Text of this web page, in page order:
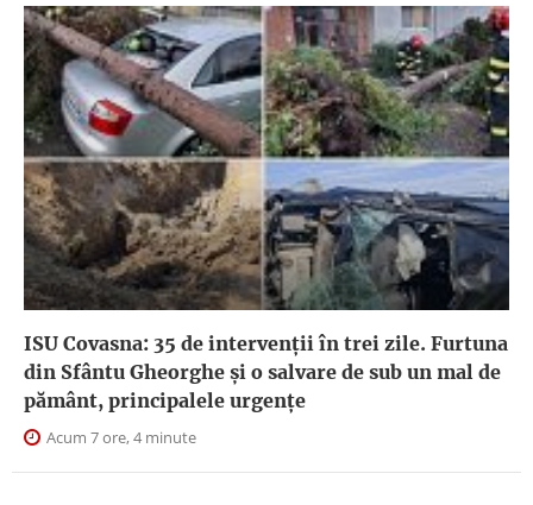
ISU Covasna: 35 de intervenții în trei zile. Furtuna
din Sfântu Gheorghe și o salvare de sub un mal de
pământ, principalele urgențe
Acum 7 ore, 4 minute